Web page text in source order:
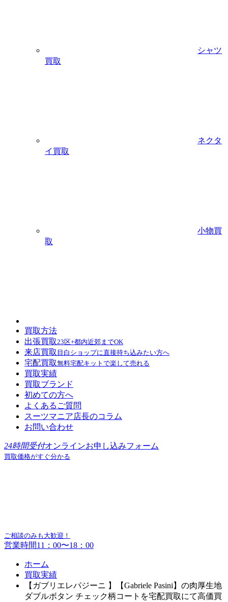
シャツ
買取
ネクタ
イ買取
小物買
取
買取方法
出張買取23区+都内近郊までOK
来店買取 目白ショップに直接持ち込みたい方へ
宅配買取無料宅配キットで楽して売れる
買取実績
買取ブランド
初めての方へ
よくあるご質問
スーツマニア店長のコラム
お問い合わせ
24時間受付オンラインお申し込みフォーム
買取価格がすぐ分かる
ご相談のみも大歓迎！
営業時間11：00〜18：00
ホーム
買取実績
【ガブリエレパジーニ 】【Gabriele Pasini】の肉厚生地
ダブルボタン チェック柄コートを宅配買取にて高価買